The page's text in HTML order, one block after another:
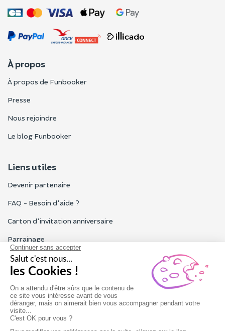
À propos
À propos de Funbooker
Presse
Nous rejoindre
Le blog Funbooker
Liens utiles
Devenir partenaire
FAQ - Besoin d'aide ?
Carton d'invitation anniversaire
Parrainage
Tous les avis Funbooker
Particuliers, entreprises, professionnels
Notre service client est ouvert du lundi au vendredi de 9h à 18h